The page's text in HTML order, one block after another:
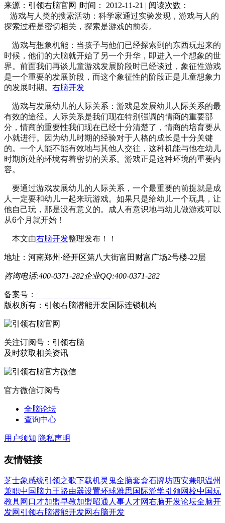
来源：引领右脑官网 |时间： 2012-11-21 | 阅读次数：
游戏与人类的搜索活动：科学家通过实验发现，游戏与人的
探索过程是密切相关，探索是游戏的前奏。
游戏与想象机能：当孩子与他们已经探索到的东西玩起来的
时候，他们的大脑就开始了另一个升华，即进入一个想象的世
界。前面我们再谈儿童游戏发展阶段时已经谈过，象征性游戏
是一个重要的发展阶段，而这个象征性的阶段正是儿童想象力
的发展时期。 右脑开发
游戏与发展幼儿的人际关系：游戏是发展幼儿人际关系的最
有效的途径。人际关系是我们现在特别强调的情商的重要部
分，情商的重要性我们现在已经十分清楚了，情商的培育要从
小就进行。因为幼儿时期的经验对于人格的成长是十分关键
的。一个人能不能有效地与其他人交往，这种机能与他在幼儿
时期所处的环境有着密切的关系。游戏正是这种环境的重要内
容。
要通过游戏发展幼儿的人际关系，一个最重要的前提就是成
人一定要和幼儿一起来玩游戏。如果只是给幼儿一个玩具，让
他自己玩，那是没有意义的。成人有意识地与幼儿做游戏可以
从6个月就开始！
本文由右脑开发整理发布！！
地址：河南郑州·经开区第八大街富田财富广场2号楼-22层
咨询电话:400-0371-282企业QQ:400-0371-282
备案号：
版权所有：引领右脑潜能开发国际连锁机构
关注订阅号：引领右脑
及时获取相关资讯
官方微信订阅号
全脑论坛
查询中心
用户须知 隐私声明
友情链接
芝士象感统引领之歌下载机灵鬼全脑套盒石牌坊西安兼职温州
兼职中国脑力王路由器设置环球雅思国际游学引领网校中国玩
教具网 口才加盟早教加盟昭通人事人才网右脑开发论坛全脑开
发网 引领右脑潜能开发网右脑开发